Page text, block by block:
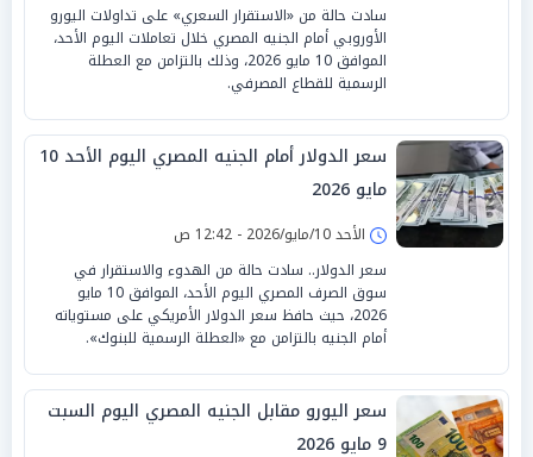
سادت حالة من «الاستقرار السعري» على تداولات اليورو
الأوروبي أمام الجنيه المصري خلال تعاملات اليوم الأحد،
الموافق 10 مايو 2026، وذلك بالتزامن مع العطلة
الرسمية للقطاع المصرفي.
سعر الدولار أمام الجنيه المصري اليوم الأحد 10
مايو 2026
الأحد 10/مايو/2026 - 12:42 ص
سعر الدولار.. سادت حالة من الهدوء والاستقرار في
سوق الصرف المصري اليوم الأحد، الموافق 10 مايو
2026، حيث حافظ سعر الدولار الأمريكي على مستوياته
أمام الجنيه بالتزامن مع «العطلة الرسمية للبنوك».
سعر اليورو مقابل الجنيه المصري اليوم السبت
9 مايو 2026